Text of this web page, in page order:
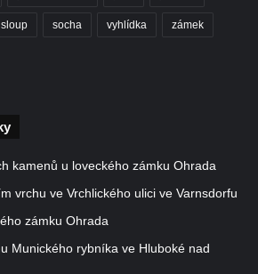
na schodišti ke
ke kostelu
na mostě přes
pod kostelem
sloup socha vyhlídka zámek
kamenů u loveckého zámku Ohrada
vrchu ve Vrchlického ulici ve Varnsdorfu
zámku Ohrada
Munického rybníka ve Hluboké nad